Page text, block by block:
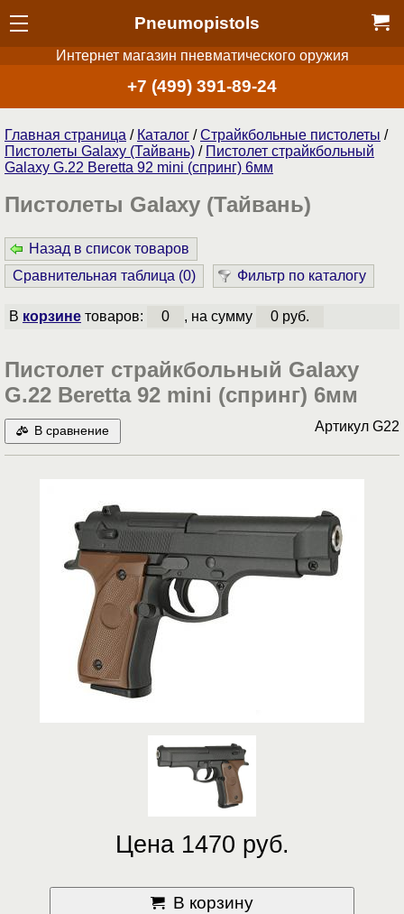
Pneumopistols
Интернет магазин пневматического оружия
+7 (499) 391-89-24
Главная страница / Каталог /Страйкбольные пистолеты /
Пистолеты Galaxy (Тайвань) / Пистолет страйкбольный
Galaxy G.22 Beretta 92 mini (спринг) 6мм
Пистолеты Galaxy (Тайвань)
Назад в список товаров
Сравнительная таблица (0) Фильтр по каталогу
В корзинетоваров: 0 , на сумму 0 руб.
Пистолет страйкбольный Galaxy
G.22 Beretta 92 mini (спринг) 6мм
В сравнение Артикул G22
Цена 1470 руб.
В корзину